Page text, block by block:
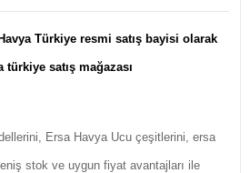
Türkiye resmi satış bayisi olarak
satış mağazası
Ersa Havya Ucu çeşitlerini, ersa
stok ve uygun fiyat avantajları ile